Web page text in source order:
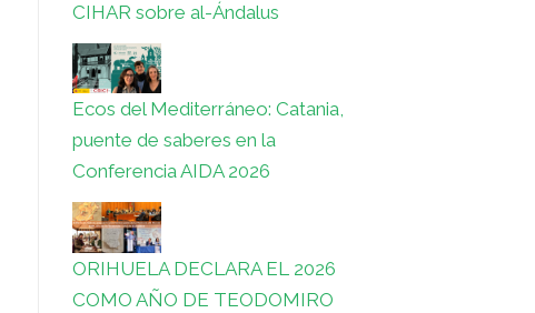
CIHAR sobre al-Ándalus
Ecos del Mediterráneo: Catania,
puente de saberes en la
Conferencia AIDA 2026
ORIHUELA DECLARA EL 2026
COMO AÑO DE TEODOMIRO